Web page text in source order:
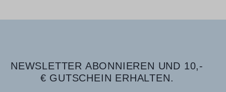
NEWSLETTER ABONNIEREN UND 10,-
€ GUTSCHEIN ERHALTEN.